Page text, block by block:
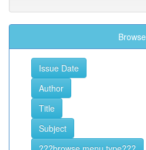
Browse